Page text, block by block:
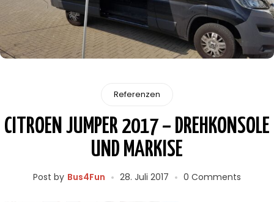
Referenzen
CITROEN JUMPER 2017 – DREHKONSOLE
UND MARKISE
Post by Bus4Fun 28. Juli 2017 0 Comments